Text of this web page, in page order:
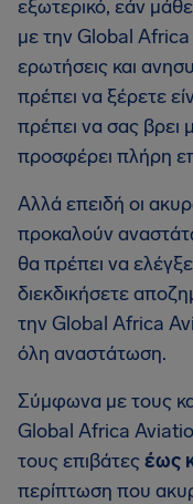
εξωτερικό, εάν
με την Global
ερωτήσεις και
πρέπει να ξέρετε
πρέπει να σας βρει
προσφέρει πλήρη
Αλλά επειδή οι
προκαλούν
θα πρέπει να
διεκδικήσετε
την Global Africa
όλη αναστάτωση.
Σύμφωνα με τους
Global Africa
τους επιβάτεςέως
περίπτωση που